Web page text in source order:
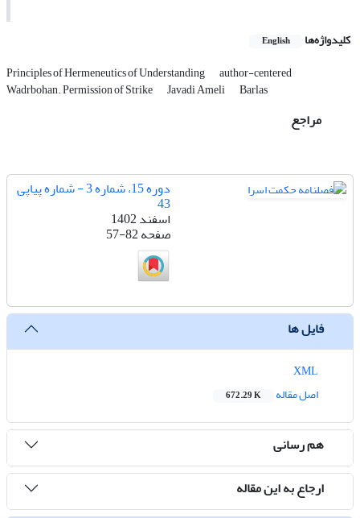
کلیدواژه‌ها English
Principles of Hermeneutics of Understanding author-centered
Wadrbohan. Permission of Strike Javadi Ameli Barlas
مراجع
دوره 15، شماره 3 - شماره پیاپی
43
اسفند 1402
صفحه57-82
فایل ها
اصل مقاله
672.29 K
هم رسانی
ارجاع به این مقاله